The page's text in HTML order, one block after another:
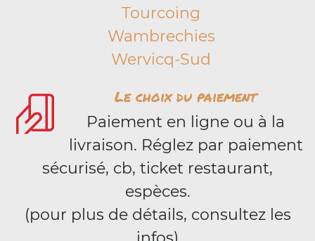
Tourcoing
Wambrechies
Wervicq-Sud
Le choix du paiement
Paiement en ligne ou à la
livraison. Réglez par paiement
sécurisé, cb, ticket restaurant,
espèces.
(pour plus de détails, consultez les